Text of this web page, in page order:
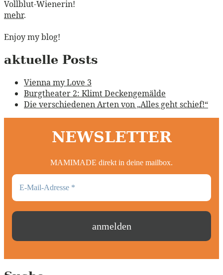
Vollblut-Wienerin!
mehr.
Enjoy my blog!
aktuelle Posts
Vienna my Love 3
Burgtheater 2: Klimt Deckengemälde
Die verschiedenen Arten von „Alles geht schief!“
NEWSLETTER
MAMIMADE direkt in deine mailbox.